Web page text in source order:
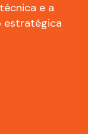
e a
estratégica